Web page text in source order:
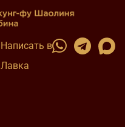
Написать в
Лавка